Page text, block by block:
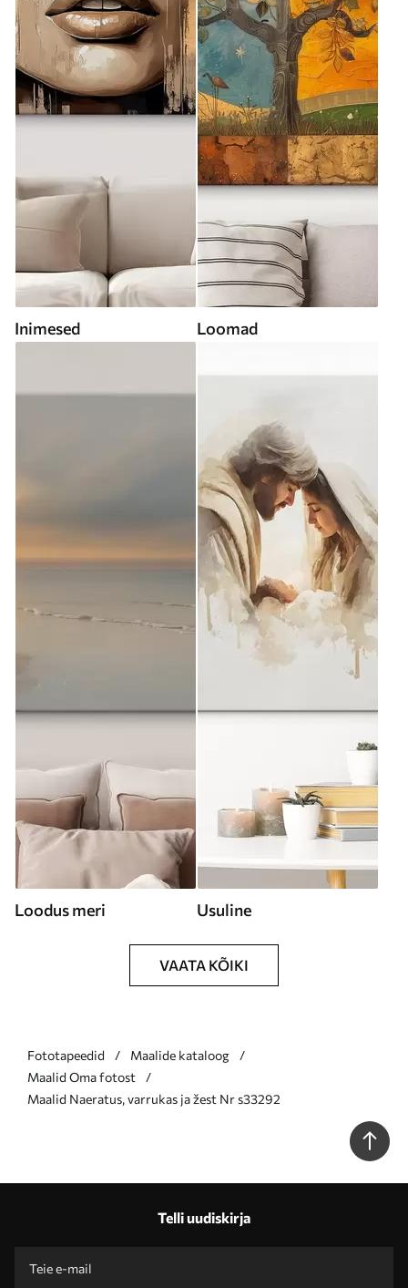
Inimesed Loomad
Loodus meri Usuline
VAATA KÕIKI
Fototapeedid
Maalide kataloog
Maalid Oma fotost
Maalid Naeratus, varrukas ja žest Nr s33292
Telli uudiskirja